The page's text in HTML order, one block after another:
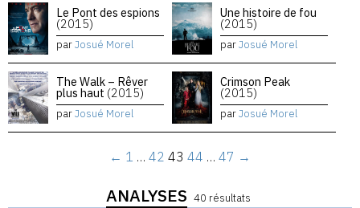
Le Pont des espions
(2015)
parJosué Morel
Une histoire de fou
(2015)
parJosué Morel
The Walk – Rêver
plus haut (2015)
parJosué Morel
Crimson Peak
(2015)
parJosué Morel
← 1 … 42 43 44 … 47 →
ANALYSES 40 résultats